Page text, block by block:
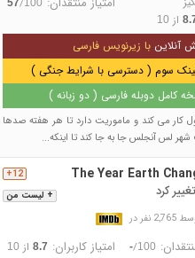
/
از 10
آنلاین با زیرنویس فارسی
سوم ( دسترسی با شرایط جنگی )
کامل دوبله فارسی ( دو زبانه )
می ‌کند و ماموریت دارد تا هر هفته صدها
شهر لس ‌آنجلس جا به‌ جا کند تا اینکه...
+ لیست من
12+ The Year Earth
کرد
نفر در
-/100 امتیاز کاربران: 8.7از 10